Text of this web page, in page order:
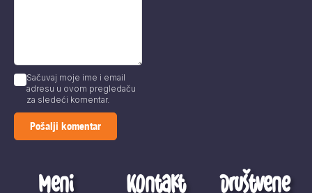
Sačuvaj moje ime i email
adresu u ovom pregledaču
za sledeći komentar.
Meni Kontakt Društvene